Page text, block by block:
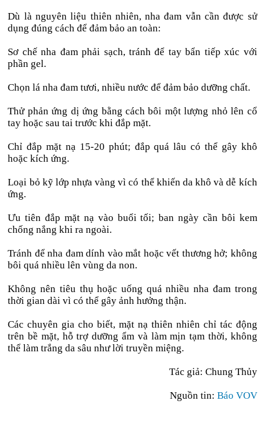
Dù là nguyên liệu thiên nhiên, nha đam vẫn cần được sử
dụng đúng cách để đảm bảo an toàn:
Sơ chế nha đam phải sạch, tránh để tay bẩn tiếp xúc với
phần gel.
Chọn lá nha đam tươi, nhiều nước để đảm bảo dưỡng chất.
Thử phản ứng dị ứng bằng cách bôi một lượng nhỏ lên cổ
tay hoặc sau tai trước khi đắp mặt.
Chỉ đắp mặt nạ 15-20 phút; đắp quá lâu có thể gây khô
hoặc kích ứng.
Loại bỏ kỹ lớp nhựa vàng vì có thể khiến da khô và dễ kích
ứng.
Ưu tiên đắp mặt nạ vào buổi tối; ban ngày cần bôi kem
chống nắng khi ra ngoài.
Tránh để nha đam dính vào mắt hoặc vết thương hở; không
bôi quá nhiều lên vùng da non.
Không nên tiêu thụ hoặc uống quá nhiều nha đam trong
thời gian dài vì có thể gây ảnh hưởng thận.
Các chuyên gia cho biết, mặt nạ thiên nhiên chỉ tác động
trên bề mặt, hỗ trợ dưỡng ẩm và làm mịn tạm thời, không
thể làm trắng da sâu như lời truyền miệng.
Tác giả: Chung Thủy
Nguồn tin: Báo VOV